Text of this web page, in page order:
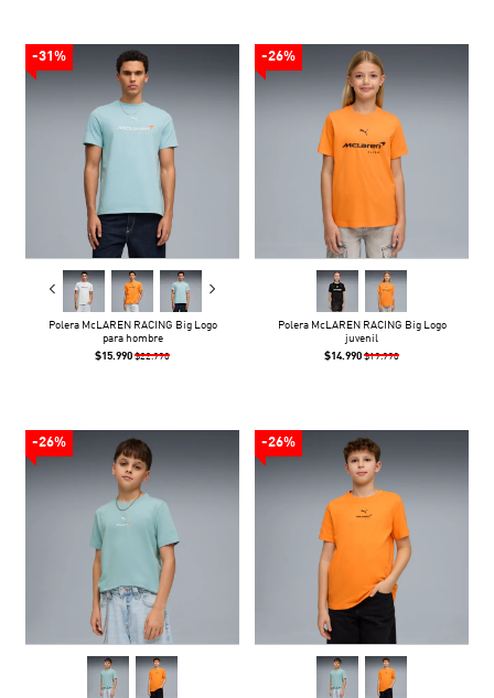
-31%
Polera McLAREN RACING Big Logo
para hombre
$15.990 $22.990
-26%
Polera McLAREN RACING Big Logo
juvenil
$14.990 $19.990
-26% -26%